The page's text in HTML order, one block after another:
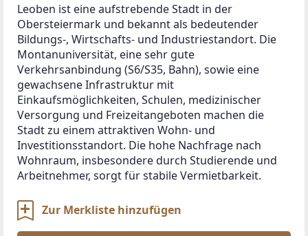
Leoben ist eine aufstrebende Stadt in der
Obersteiermark und bekannt als bedeutender
Bildungs-, Wirtschafts- und Industriestandort. Die
Montanuniversität, eine sehr gute
Verkehrsanbindung (S6/S35, Bahn), sowie eine
gewachsene Infrastruktur mit
Einkaufsmöglichkeiten, Schulen, medizinischer
Versorgung und Freizeitangeboten machen die
Stadt zu einem attraktiven Wohn- und
Investitionsstandort. Die hohe Nachfrage nach
Wohnraum, insbesondere durch Studierende und
Arbeitnehmer, sorgt für stabile Vermietbarkeit.
Zur Merkliste hinzufügen